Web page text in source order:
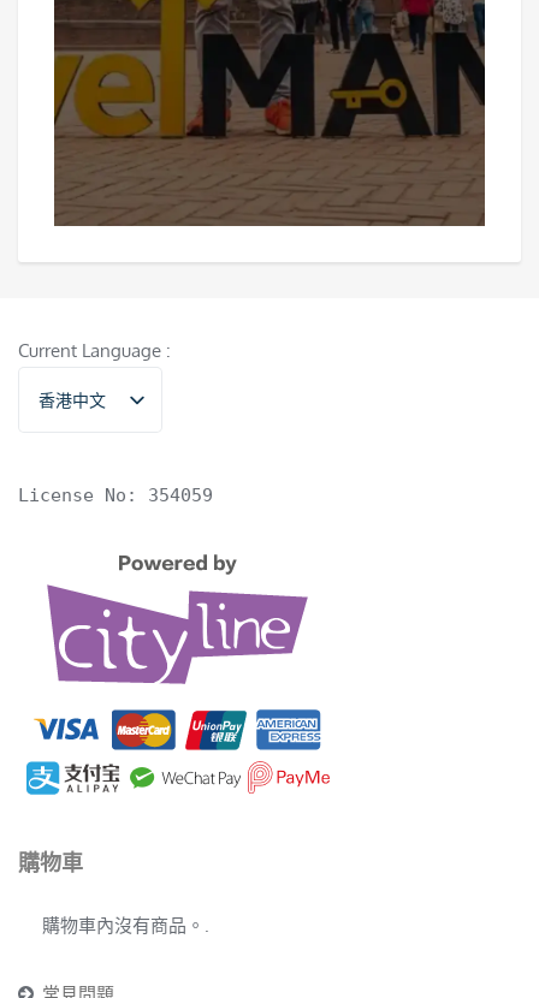
Current Language :
香港中文
English
License No: 354059
購物車
購物車內沒有商品。.